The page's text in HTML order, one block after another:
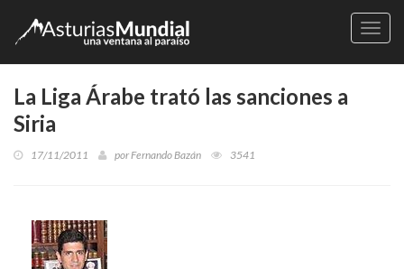
La Liga Árabe trató las sanciones a
Siria
17/11/2011 porFernando Bazán 3541